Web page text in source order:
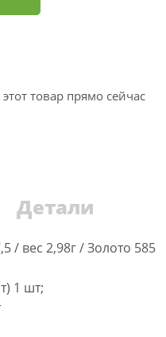
товар прямо сейчас
Детали
/ вес 2,98г / Золото 585
1 шт;